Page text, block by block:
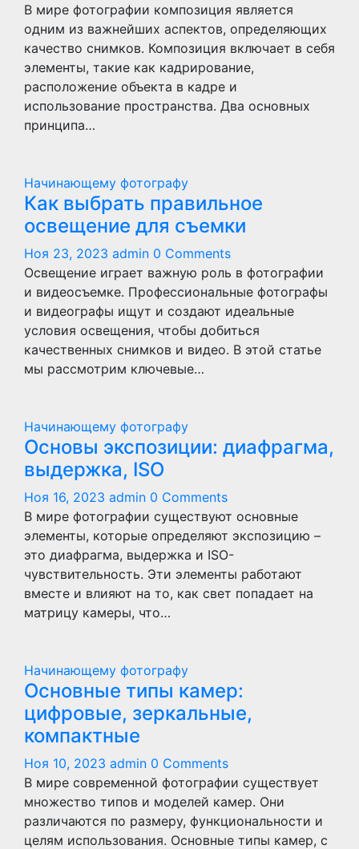
В мире фотографии композиция является
одним из важнейших аспектов, определяющих
качество снимков. Композиция включает в себя
элементы, такие как кадрирование,
расположение объекта в кадре и
использование пространства. Два основных
принципа…
Начинающему фотографу
Как выбрать правильное
освещение для съемки
Ноя 23, 2023 admin 0 Comments
Освещение играет важную роль в фотографии
и видеосъемке. Профессиональные фотографы
и видеографы ищут и создают идеальные
условия освещения, чтобы добиться
качественных снимков и видео. В этой статье
мы рассмотрим ключевые…
Начинающему фотографу
Основы экспозиции: диафрагма,
выдержка, ISO
Ноя 16, 2023 admin 0 Comments
В мире фотографии существуют основные
элементы, которые определяют экспозицию –
это диафрагма, выдержка и ISO-
чувствительность. Эти элементы работают
вместе и влияют на то, как свет попадает на
матрицу камеры, что…
Начинающему фотографу
Основные типы камер:
цифровые, зеркальные,
компактные
Ноя 10, 2023 admin 0 Comments
В мире современной фотографии существует
множество типов и моделей камер. Они
различаются по размеру, функциональности и
целям использования. Основные типы камер, с